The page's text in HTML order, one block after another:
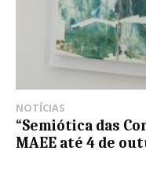
NOTÍCIAS
“Semiótica das
MAEE até 4 de